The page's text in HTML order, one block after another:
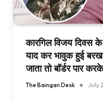
कारगिल विजय दिवस के
याद कर भावुक हुई
जाता तो बॉर्डर पार
The Baingan Desk July